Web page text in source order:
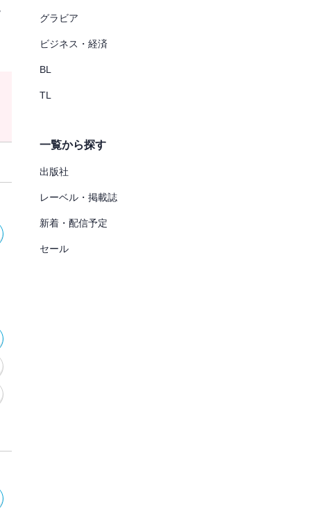
グラビア
ビジネス・経済
BL
TL
一覧から探す
出版社
レーベル・掲載誌
新着・配信予定
セール